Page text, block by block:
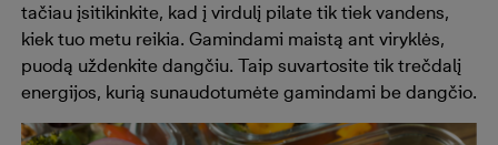
tačiau įsitikinkite, kad į virdulį pilate tik tiek vandens,
kiek tuo metu reikia. Gamindami maistą ant viryklės,
puodą uždenkite dangčiu. Taip suvartosite tik trečdalį
energijos, kurią sunaudotumėte gamindami be dangčio.